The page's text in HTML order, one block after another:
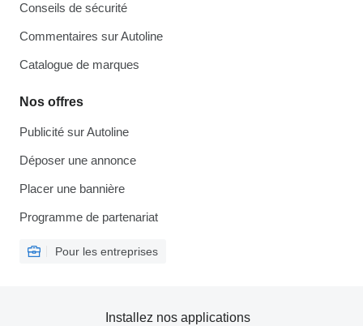
Conseils de sécurité
Commentaires sur Autoline
Catalogue de marques
Nos offres
Publicité sur Autoline
Déposer une annonce
Placer une bannière
Programme de partenariat
Pour les entreprises
Installez nos applications